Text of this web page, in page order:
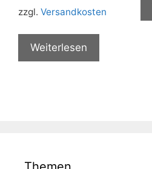
zzgl. Versandkosten
Weiterlesen